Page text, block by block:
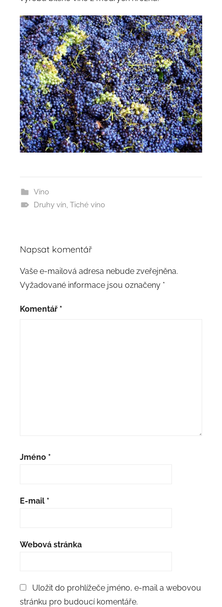
Víno
Druhy vín Tiché víno
Napsat komentář
Vaše e-mailová adresa nebude zveřejněna.
Vyžadované informace jsou označeny *
Komentář *
Jméno *
E-mail *
Webová stránka
Uložit do prohlížeče jméno, e-mail a webovou
stránku pro budoucí komentáře.